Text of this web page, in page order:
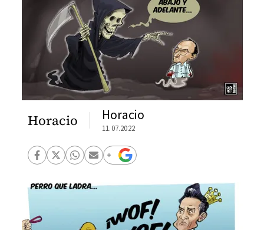
Horacio Horacio
11.07.2022